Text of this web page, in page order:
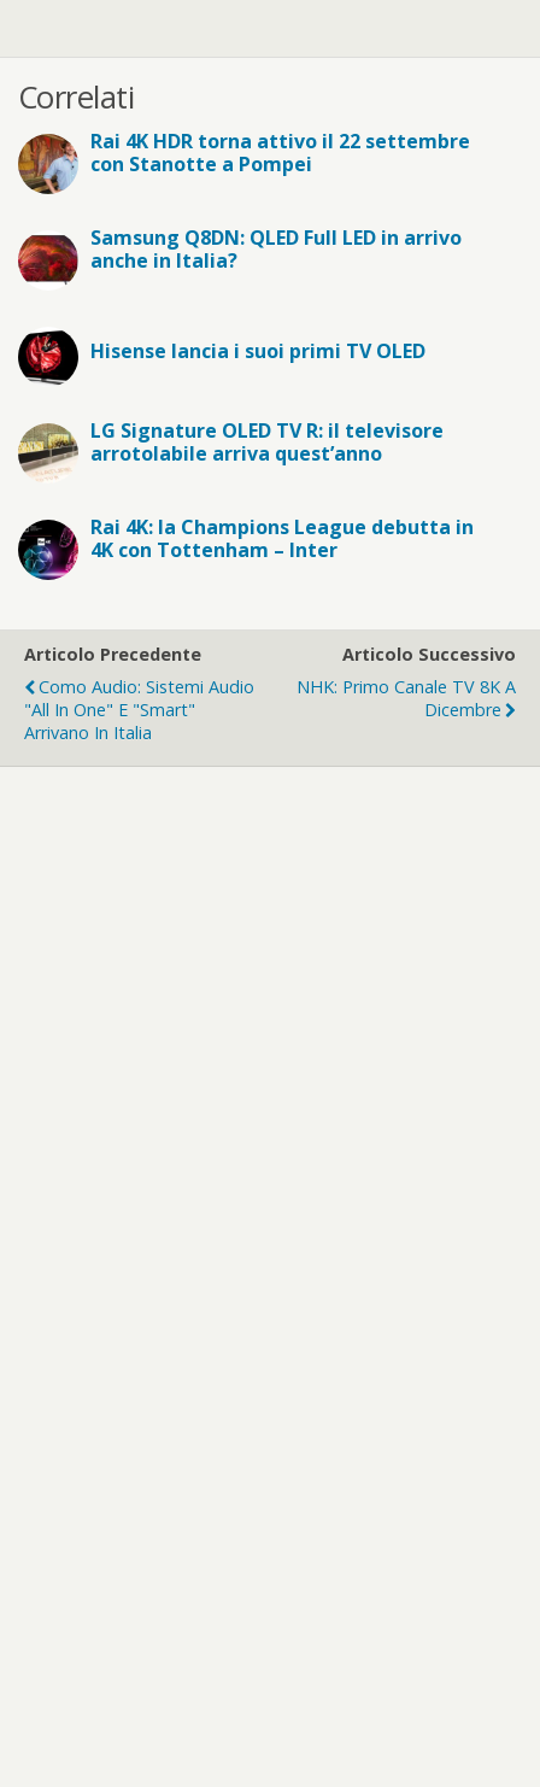
Correlati
Rai 4K HDR torna attivo il 22 settembre
con Stanotte a Pompei
Samsung Q8DN: QLED Full LED in arrivo
anche in Italia?
Hisense lancia i suoi primi TV OLED
LG Signature OLED TV R: il televisore
arrotolabile arriva quest’anno
Rai 4K: la Champions League debutta in
4K con Tottenham – Inter
Articolo Precedente
Como Audio: Sistemi Audio
"All In One" E "Smart"
Arrivano In Italia
Articolo Successivo
NHK: Primo Canale TV 8K A
Dicembre